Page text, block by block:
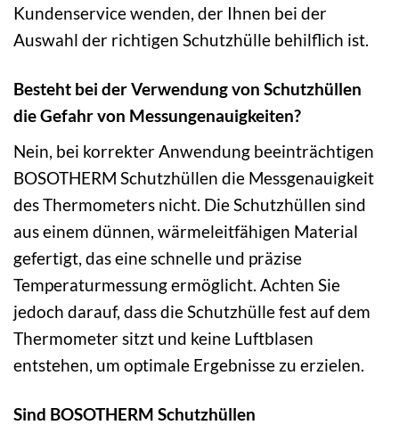
Kundenservice wenden, der Ihnen bei der
Auswahl der richtigen Schutzhülle behilflich ist.
Besteht bei der Verwendung von Schutzhüllen
die Gefahr von Messungenauigkeiten?
Nein, bei korrekter Anwendung beeinträchtigen
BOSOTHERM Schutzhüllen die Messgenauigkeit
des Thermometers nicht. Die Schutzhüllen sind
aus einem dünnen, wärmeleitfähigen Material
gefertigt, das eine schnelle und präzise
Temperaturmessung ermöglicht. Achten Sie
jedoch darauf, dass die Schutzhülle fest auf dem
Thermometer sitzt und keine Luftblasen
entstehen, um optimale Ergebnisse zu erzielen.
Sind BOSOTHERM Schutzhüllen